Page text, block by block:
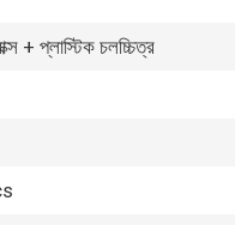
+ প্লাস্টিক চলচ্চিত্র